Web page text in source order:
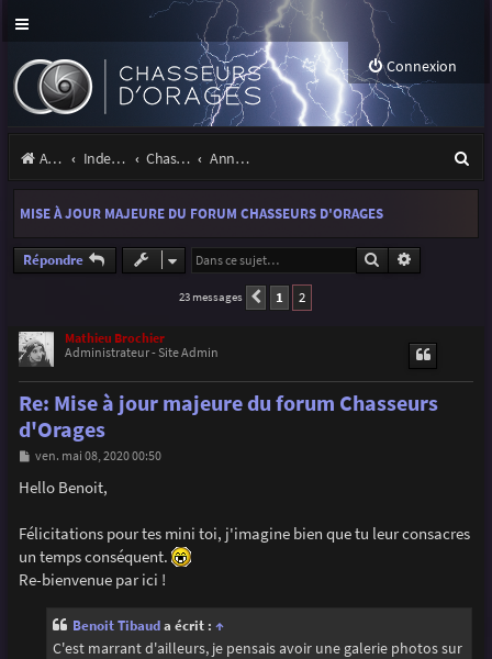
Connexion
Accueil Index du forum Chasseurs d'Orages Annonces, actualités et information du site et du forum
e
h
MISE À JOUR MAJEURE DU FORUM CHASSEURS D'ORAGES
Répondre Rechercher
23 messages Précédente
1 2
Mathieu Brochier
Administrateur - Site Admin
Re: Mise à jour majeure du forum Chasseurs
d'Orages
M
s
s
g
e
ven. mai 08, 2020 00:50
Hello Benoit,
Félicitations pour tes mini toi, j'imagine bien que tu leur consacres
un temps conséquent.
Re-bienvenue par ici !
Benoit Tibauda écrit : ↑
C'est marrant d'ailleurs, je pensais avoir une galerie photos sur